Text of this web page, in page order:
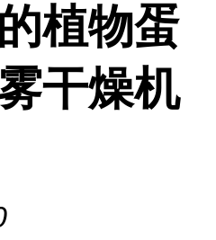
植物蛋
干燥机